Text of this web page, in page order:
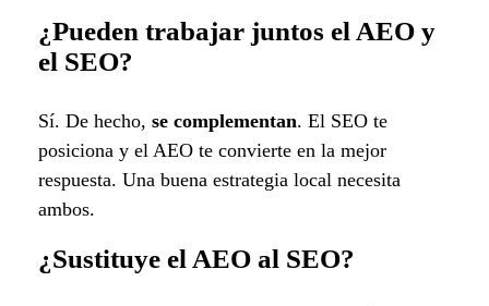
¿Pueden trabajar juntos el AEO y
el SEO?
Sí. De hecho, se complementan. El SEO te
posiciona y el AEO te convierte en la mejor
respuesta. Una buena estrategia local necesita
ambos.
¿Sustituye el AEO al SEO?